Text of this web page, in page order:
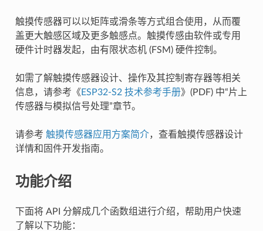
触摸传感器可以以矩阵或滑条等方式组合使用，从而覆
盖更大触感区域及更多触感点。触摸传感由软件或专用
硬件计时器发起，由有限状态机 (FSM) 硬件控制。
如需了解触摸传感器设计、操作及其控制寄存器等相关
信息，请参考《 ESP32-S2 技术参考手册》(PDF) 中“片上
传感器与模拟信号处理”章节。
请参考 触摸传感器应用方案简介，查看触摸传感器设计
详情和固件开发指南。
功能介绍
下面将 API 分解成几个函数组进行介绍，帮助用户快速
了解以下功能：